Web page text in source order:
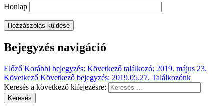
Honlap
Bejegyzés navigáció
Előző Korábbi bejegyzés: Következő találkozó: 2019. május 23.
Következő Következő bejegyzés: 2019.05.27. Találkozónk
Keresés a következő kifejezésre:
Keresés